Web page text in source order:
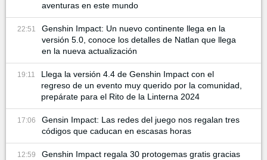
aventuras en este mundo
22:51
Genshin Impact: Un nuevo continente llega en la
versión 5.0, conoce los detalles de Natlan que llega
en la nueva actualización
19:11
Llega la versión 4.4 de Genshin Impact con el
regreso de un evento muy querido por la comunidad,
prepárate para el Rito de la Linterna 2024
17:06
Gensin Impact: Las redes del juego nos regalan tres
códigos que caducan en escasas horas
12:59
Genshin Impact regala 30 protogemas gratis gracias